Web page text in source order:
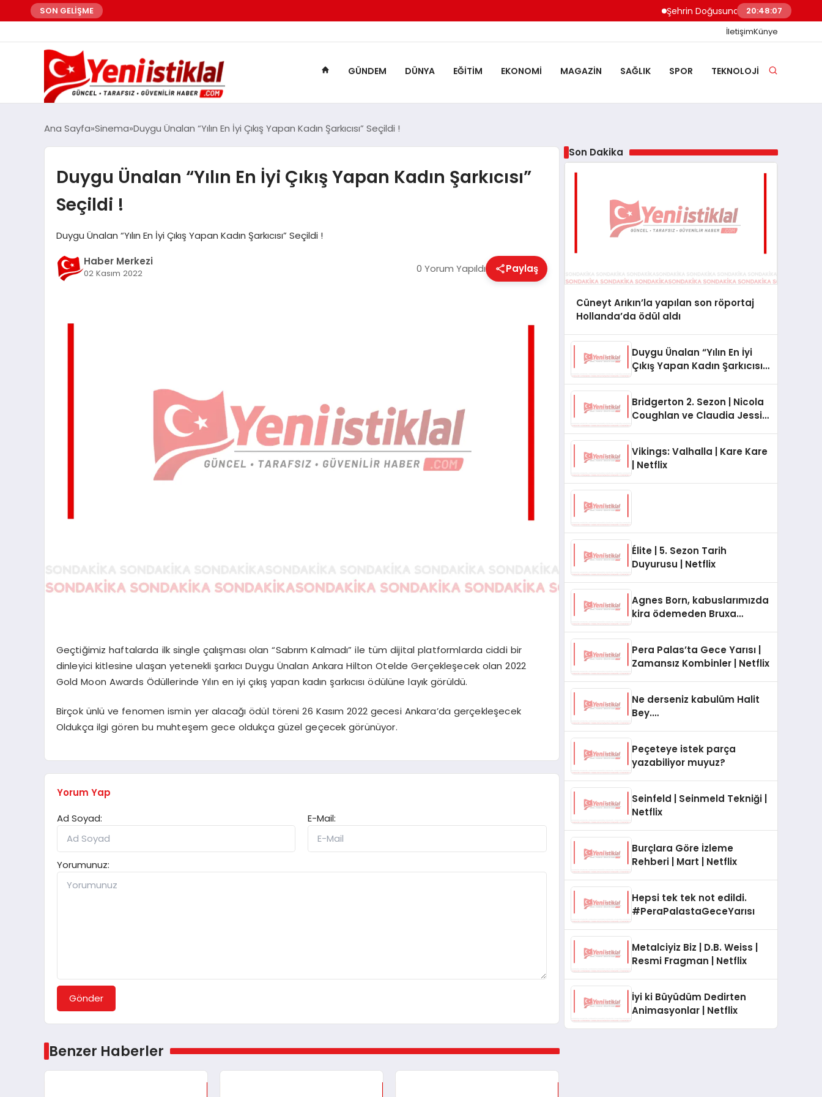
SON GELİŞME Şehrin Doğusundan Boğaz Kıyılarına
20:48:07
İletişimKünye
GÜNDEM DÜNYA EĞITIM EKONOMI MAGAZIN SAĞLIK SPOR TEKNOLOJI
Ana Sayfa Sinema Duygu Ünalan “Yılın En İyi Çıkış Yapan Kadın Şarkıcısı” Seçildi !
Duygu Ünalan “Yılın En İyi Çıkış Yapan Kadın Şarkıcısı”
Seçildi !
Duygu Ünalan “Yılın En İyi Çıkış Yapan Kadın Şarkıcısı” Seçildi !
Haber Merkezi
02 Kasım 2022 0 Yorum Yapıldı Paylaş
Geçtiğimiz haftalarda ilk single çalışması olan “Sabrım Kalmadı” ile tüm dijital platformlarda ciddi bir
dinleyici kitlesine ulaşan yetenekli şarkıcı Duygu Ünalan Ankara Hilton Otelde Gerçekleşecek olan 2022
Gold Moon Awards Ödüllerinde Yılın en iyi çıkış yapan kadın şarkıcısı ödülüne layık görüldü.
Birçok ünlü ve fenomen ismin yer alacağı ödül töreni 26 Kasım 2022 gecesi Ankara’da gerçekleşecek
Oldukça ilgi gören bu muhteşem gece oldukça güzel geçecek görünüyor.
Yorum Yap
Ad Soyad:
E-Mail:
Yorumunuz:
Gönder
Benzer Haberler
Son Dakika
Cüneyt Arıkın’la yapılan son röportaj
Hollanda’da ödül aldı
Duygu Ünalan “Yılın En İyi
Çıkış Yapan Kadın Şarkıcısı”
Bridgerton 2. Sezon | Nicola
Coughlan ve Claudia Jessie
Vikings: Valhalla | Kare Kare
| Netflix
Élite | 5. Sezon Tarih
Duyurusu | Netflix
Agnes Born, kabuslarımızda
kira ödemeden Bruxa
Pera Palas’ta Gece Yarısı |
Zamansız Kombinler | Netflix
Ne derseniz kabulüm Halit
Bey.
Peçeteye istek parça
yazabiliyor muyuz?
Seinfeld | Seinmeld Tekniği |
Netflix
Burçlara Göre İzleme
Rehberi | Mart | Netflix
Hepsi tek tek not edildi.
#PeraPalastaGeceYarısı
Metalciyiz Biz | D.B. Weiss |
Resmi Fragman | Netflix
İyi ki Büyüdüm Dedirten
Animasyonlar | Netflix